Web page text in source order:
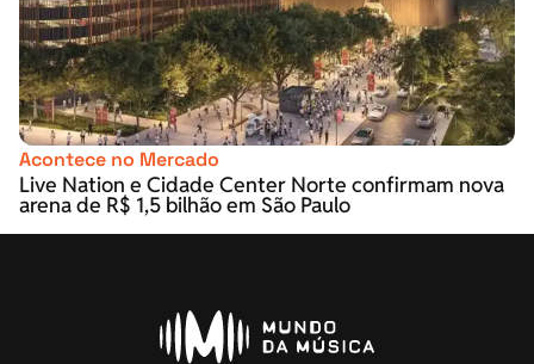
Acontece no Mercado
Live Nation e Cidade Center Norte confirmam nova
arena de R$ 1,5 bilhão em São Paulo